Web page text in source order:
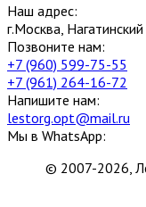
Наш адрес:
г.Москва,
Позвоните нам:
+7 (960) 599-75-55
+7 (961) 264-16-72
Напишите нам:
lestorg.opt@mail.ru
Мы в WhatsApp:
© 2007-2026,